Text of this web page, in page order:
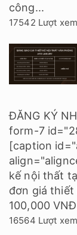
công...
17542 Lượt xem
ĐĂNG KÝ
form-7
[caption
kế nội thất
đơn giá
100,000
16564 Lượt xem